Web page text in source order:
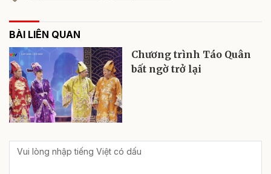
BÀI LIÊN QUAN
Chương trình Táo Quân
bất ngờ trở lại